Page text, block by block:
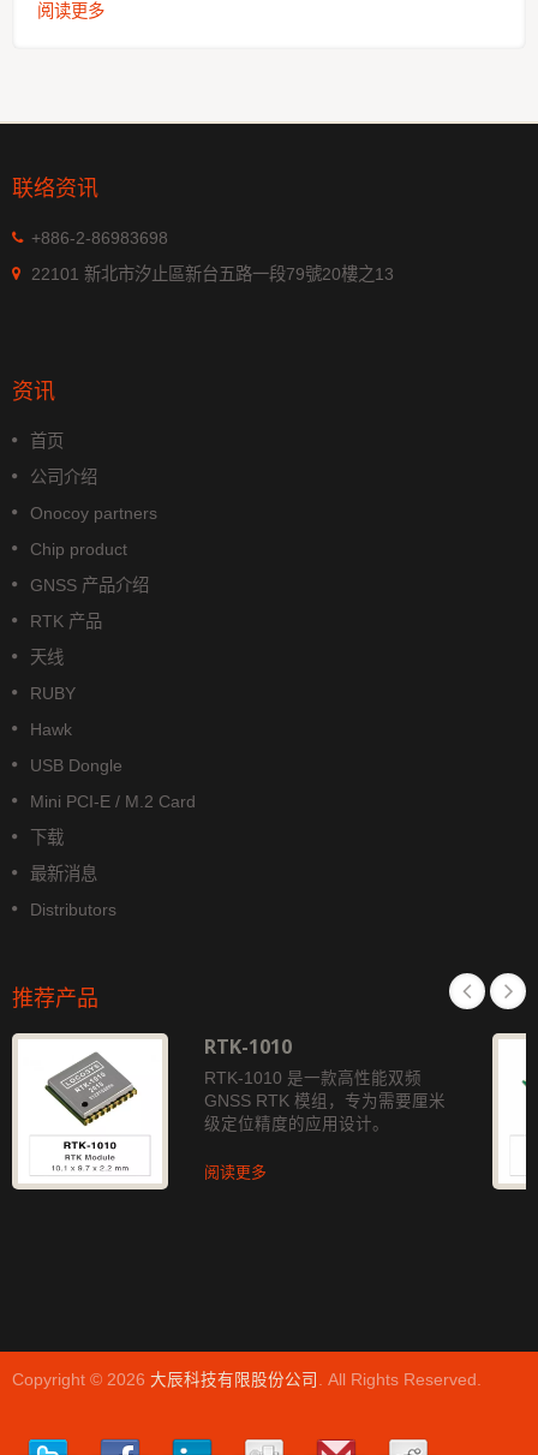
阅读更多
联络资讯
+886-2-86983698
22101 新北市汐止區新台五路一段79號20樓之13
资讯
首页
公司介绍
Onocoy partners
Chip product
GNSS 产品介绍
RTK 产品
天线
RUBY
Hawk
USB Dongle
Mini PCI-E / M.2 Card
下载
最新消息
Distributors
推荐产品
RTK-1010
RTK-1010 是一款高性能双频
GNSS RTK 模组，专为需要厘米
级定位精度的应用设计。
阅读更多
Copyright © 2026 大辰科技有限股份公司 . All Rights Reserved.